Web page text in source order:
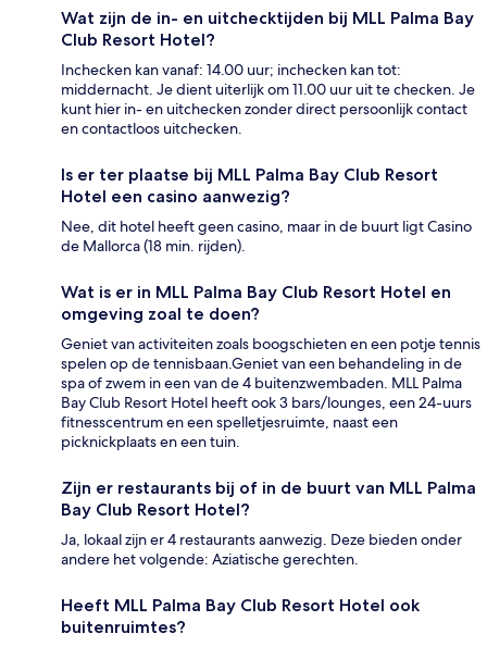
Wat zijn de in- en uitchecktijden bij MLL Palma Bay
Club Resort Hotel?
Inchecken kan vanaf: 14.00 uur; inchecken kan tot:
middernacht. Je dient uiterlijk om 11.00 uur uit te checken. Je
kunt hier in- en uitchecken zonder direct persoonlijk contact
en contactloos uitchecken.
Is er ter plaatse bij MLL Palma Bay Club Resort
Hotel een casino aanwezig?
Nee, dit hotel heeft geen casino, maar in de buurt ligt Casino
de Mallorca (18 min. rijden).
Wat is er in MLL Palma Bay Club Resort Hotel en
omgeving zoal te doen?
Geniet van activiteiten zoals boogschieten en een potje tennis
spelen op de tennisbaan.Geniet van een behandeling in de
spa of zwem in een van de 4 buitenzwembaden. MLL Palma
Bay Club Resort Hotel heeft ook 3 bars/lounges, een 24-uurs
fitnesscentrum en een spelletjesruimte, naast een
picknickplaats en een tuin.
Zijn er restaurants bij of in de buurt van MLL Palma
Bay Club Resort Hotel?
Ja, lokaal zijn er 4 restaurants aanwezig. Deze bieden onder
andere het volgende: Aziatische gerechten.
Heeft MLL Palma Bay Club Resort Hotel ook
buitenruimtes?